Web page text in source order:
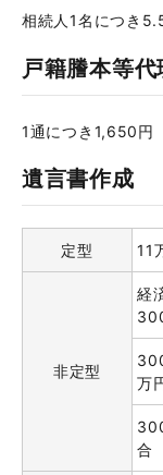
相続人1名につき
戸籍謄本等
1通につき1,650円
遺言書作成
定型 11
非定型
経
万
合